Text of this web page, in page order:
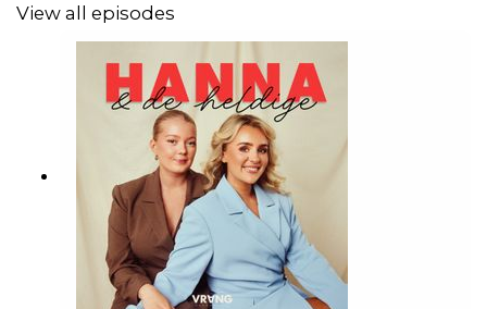
View all episodes